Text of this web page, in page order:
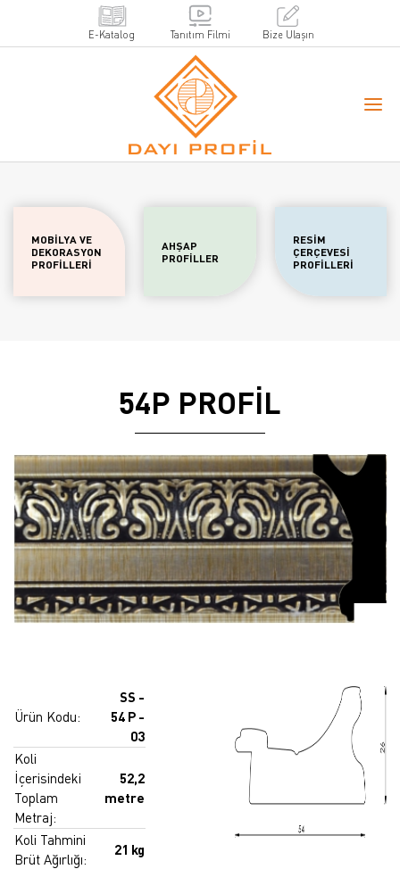
E-Katalog Tanıtım Filmi Bize Ulaşın
MOBİLYA VE
DEKORASYON
PROFİLLERİ
AHŞAP
PROFİLLER
RESİM
ÇERÇEVESİ
PROFİLLERİ
54P PROFİL
Ürün Kodu:
SS -
54 P -
03
Koli
İçerisindeki
Toplam
Metraj:
52,2
metre
Koli Tahmini
Brüt Ağırlığı:
21 kg